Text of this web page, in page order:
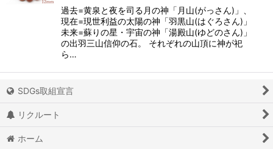
過去=黄泉と夜を司る月の神「月山(がっさん)」、
現在=現世利益の太陽の神「羽黒山(はぐろさん)」
未来=蘇りの星・宇宙の神「湯殿山(ゆどのさん)」
の出羽三山信仰の石。 それぞれの山頂に神が祀
ら…
SDGs取組宣言
リクルート
ホーム